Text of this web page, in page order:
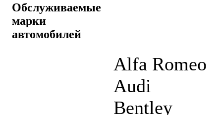
Обслуживаемые
марки
автомобилей
Alfa Romeo
Audi
Bentley